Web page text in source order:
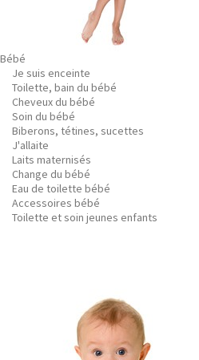
Bébé
Je suis enceinte
Toilette, bain du bébé
Cheveux du bébé
Soin du bébé
Biberons, tétines, sucettes
J'allaite
Laits maternisés
Change du bébé
Eau de toilette bébé
Accessoires bébé
Toilette et soin jeunes enfants